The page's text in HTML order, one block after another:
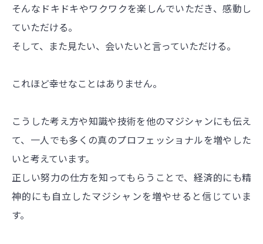
そんなドキドキやワクワクを楽しんでいただき、感動し
ていただける。
そして、また見たい、会いたいと言っていただける。
これほど幸せなことはありません。
こうした考え方や知識や技術を他のマジシャンにも伝え
て、一人でも多くの真のプロフェッショナルを増やした
いと考えています。
正しい努力の仕方を知ってもらうことで、経済的にも精
神的にも自立したマジシャンを増やせると信じていま
す。